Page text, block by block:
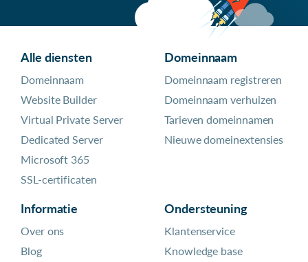
Alle diensten
Domeinnaam
Website Builder
Virtual Private Server
Dedicated Server
Microsoft 365
SSL-certificaten
Domeinnaam
Domeinnaam registreren
Domeinnaam verhuizen
Tarieven domeinnamen
Nieuwe domeinextensies
Informatie
Over ons
Blog
Ondersteuning
Klantenservice
Knowledge base